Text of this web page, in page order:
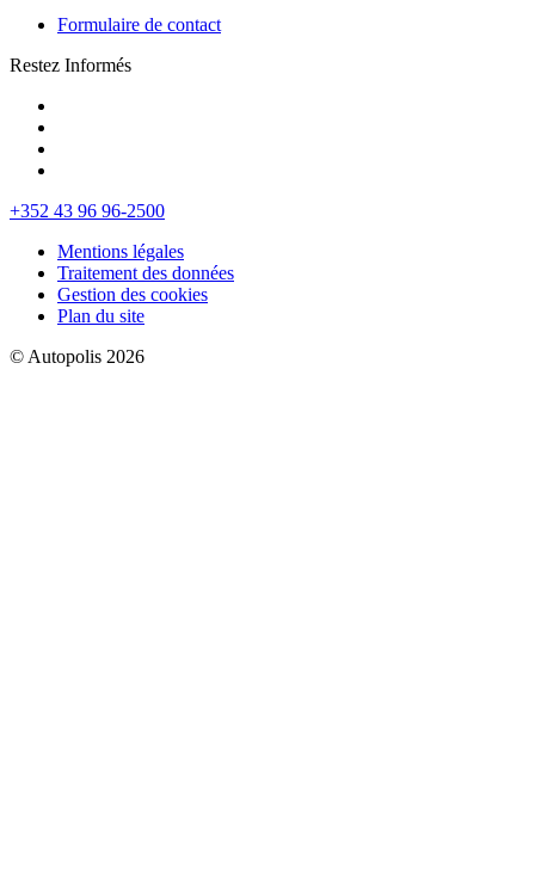
Formulaire de contact
Restez Informés
+352 43 96 96-2500
Mentions légales
Traitement des données
Gestion des cookies
Plan du site
© Autopolis 2026